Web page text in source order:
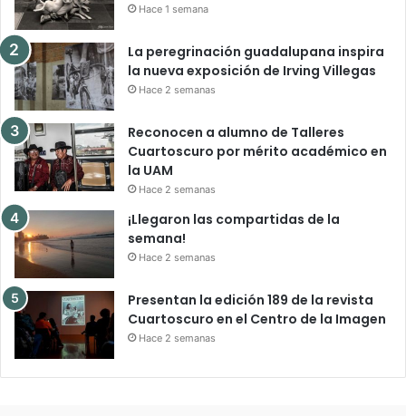
Hace 1 semana
La peregrinación guadalupana inspira
la nueva exposición de Irving Villegas
Hace 2 semanas
Reconocen a alumno de Talleres
Cuartoscuro por mérito académico en
la UAM
Hace 2 semanas
¡Llegaron las compartidas de la
semana!
Hace 2 semanas
Presentan la edición 189 de la revista
Cuartoscuro en el Centro de la Imagen
Hace 2 semanas